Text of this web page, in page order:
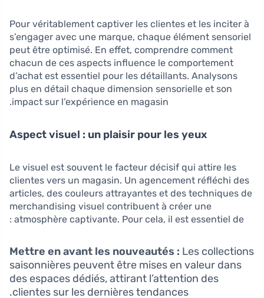
Pour véritablement captiver les clientes et les inciter à
s’engager avec une marque, chaque élément sensoriel
peut être optimisé. En effet, comprendre comment
chacun de ces aspects influence le comportement
d’achat est essentiel pour les détaillants. Analysons
plus en détail chaque dimension sensorielle et son
impact sur l’expérience en magasin.
Aspect visuel : un plaisir pour les yeux
Le visuel est souvent le facteur décisif qui attire les
clientes vers un magasin. Un agencement réfléchi des
articles, des couleurs attrayantes et des techniques de
merchandising visuel contribuent à créer une
atmosphère captivante. Pour cela, il est essentiel de :
Mettre en avant les nouveautés : Les collections
saisonnières peuvent être mises en valeur dans
des espaces dédiés, attirant l’attention des
clientes sur les dernières tendances.